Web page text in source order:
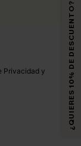
Privacidad y
¿QUIERES 10% DE DESCUENTO?